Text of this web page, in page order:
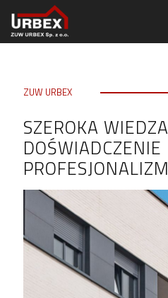
ZUW URBEX
SZEROKA WIEDZA
DOŚWIADCZENIE
PROFESJONALIZM